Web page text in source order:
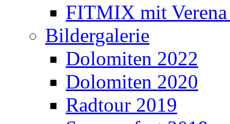
FITMIX mit
Bildergalerie
Dolomiten 2022
Dolomiten 2020
Radtour 2019